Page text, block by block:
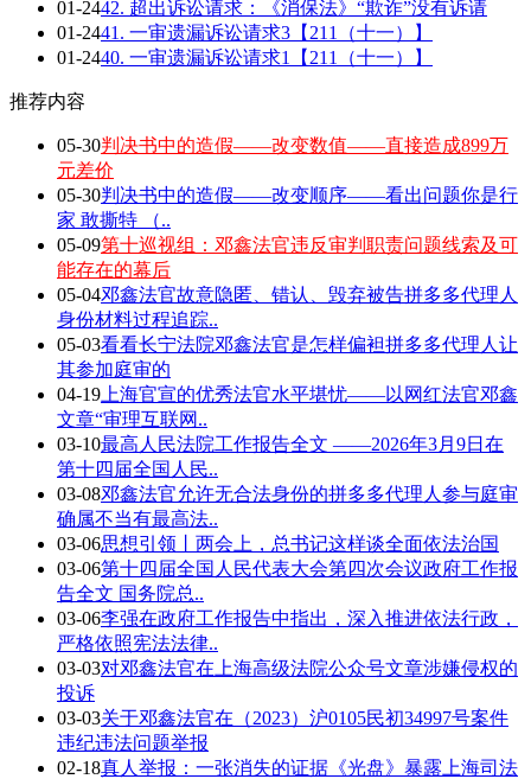
01-2442. 超出诉讼请求：《消保法》“欺诈”没有诉请
01-2441. 一审遗漏诉讼请求3【211（十一）】
01-2440. 一审遗漏诉讼请求1【211（十一）】
推荐内容
05-30判决书中的造假——改变数值——直接造成899万
元差价
05-30判决书中的造假——改变顺序——看出问题你是行
家 敢撕特 （..
05-09第十巡视组：邓鑫法官违反审判职责问题线索及可
能存在的幕后
05-04邓鑫法官故意隐匿、错认、毁弃被告拼多多代理人
身份材料过程追踪..
05-03看看长宁法院邓鑫法官是怎样偏袒拼多多代理人让
其参加庭审的
04-19 上海官宣的优秀法官水平堪忧——以网红法官邓鑫
文章“审理互联网..
03-10最高人民法院工作报告全文 ——2026年3月9日在
第十四届全国人民..
03-08邓鑫法官允许无合法身份的拼多多代理人参与庭审
确属不当有最高法..
03-06思想引领丨两会上，总书记这样谈全面依法治国
03-06第十四届全国人民代表大会第四次会议政府工作报
告全文 国务院总..
03-06李强在政府工作报告中指出，深入推进依法行政，
严格依照宪法法律..
03-03对邓鑫法官在上海高级法院公众号文章涉嫌侵权的
投诉
03-03关于邓鑫法官在（2023）沪0105民初34997号案件
违纪违法问题举报
02-18真人举报：一张消失的证据《光盘》暴露上海司法